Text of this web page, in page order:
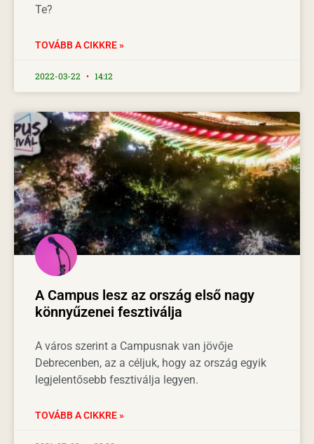
Te?
TOVÁBB A CIKKRE »
2022-03-22 14:12
A Campus lesz az ország első nagy
könnyűzenei fesztiválja
A város szerint a Campusnak van jövője
Debrecenben, az a céljuk, hogy az ország egyik
legjelentősebb fesztiválja legyen.
TOVÁBB A CIKKRE »